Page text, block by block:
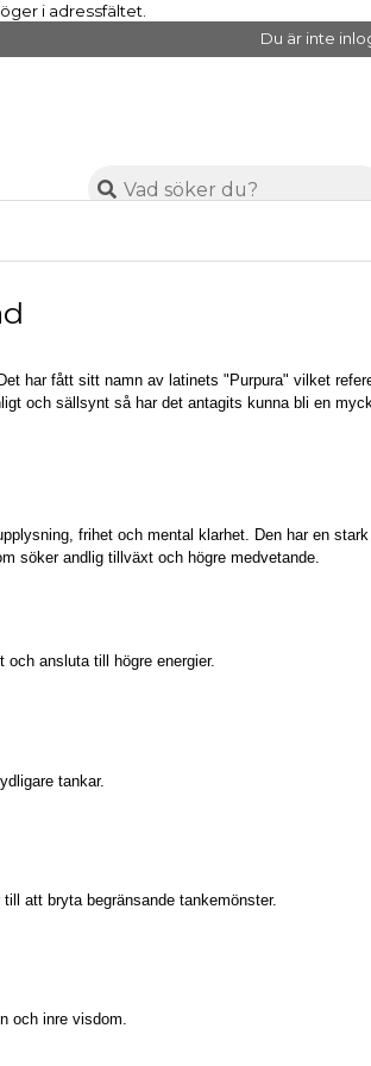
i adressfältet.
Du är inte
har fått sitt namn av latinets "Purpura" vilket
och sällsynt så har det antagits kunna bli en
frihet och mental klarhet. Den har en
söker andlig tillväxt och högre medvetande.
och ansluta till högre energier.
tankar.
att bryta begränsande tankemönster.
och inre visdom.